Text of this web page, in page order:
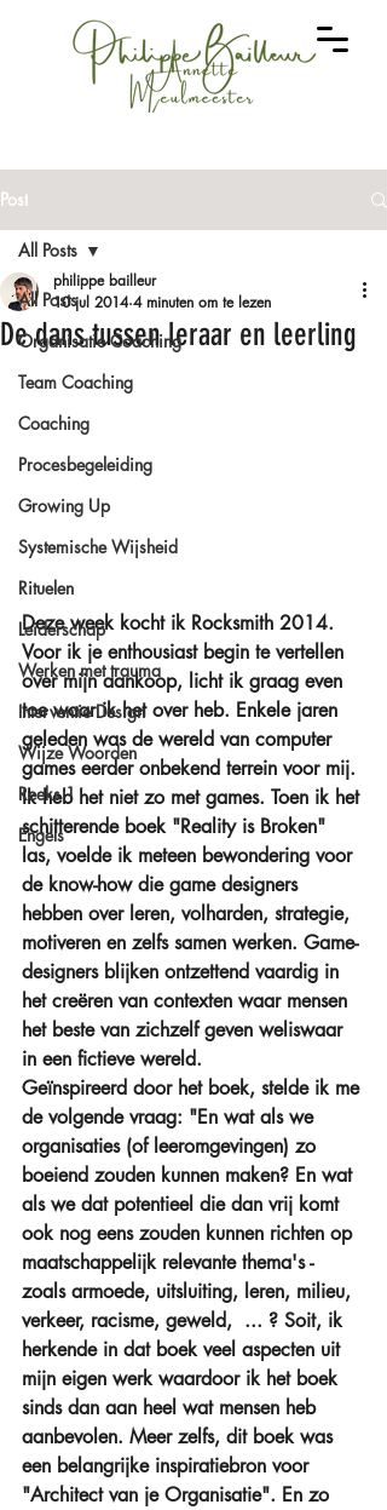
Post
All Posts
Organisatie Coaching
Team Coaching
Coaching
Procesbegeleiding
Growing Up
Systemische Wijsheid
Rituelen
Leiderschap
Werken met trauma
Interventie Design
Wijze Woorden
Reeks 1
Engels
All Posts
De dans tussen leraar en leerling
philippe bailleur
10 jul 2014 4 minuten om te lezen
Deze week kocht ik Rocksmith 2014.
Voor ik je enthousiast begin te vertellen
over mijn aankoop, licht ik graag even
toe waar ik het over heb. Enkele jaren
geleden was de wereld van computer
games eerder onbekend terrein voor mij.
Ik heb het niet zo met games. Toen ik het
schitterende boek "Reality is Broken"
las, voelde ik meteen bewondering voor
de know-how die game designers
hebben over leren, volharden, strategie,
motiveren en zelfs samen werken. Game-
designers blijken ontzettend vaardig in
het creëren van contexten waar mensen
het beste van zichzelf geven weliswaar
in een fictieve wereld.
Geïnspireerd door het boek, stelde ik me
de volgende vraag: "En wat als we
organisaties (of leeromgevingen) zo
boeiend zouden kunnen maken? En wat
als we dat potentieel die dan vrij komt
ook nog eens zouden kunnen richten op
maatschappelijk relevante thema's -
zoals armoede, uitsluiting, leren, milieu,
verkeer, racisme, geweld,  ... ? Soit, ik
herkende in dat boek veel aspecten uit
mijn eigen werk waardoor ik het boek
sinds dan aan heel wat mensen heb
aanbevolen. Meer zelfs, dit boek was
een belangrijke inspiratiebron voor
"Architect van je Organisatie". En zo